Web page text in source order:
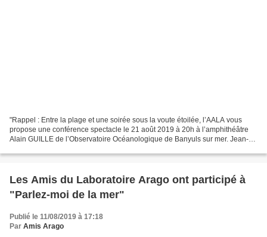
"Rappel : Entre la plage et une soirée sous la voute étoilée, l’AALA vous
propose une conférence spectacle le 21 août 2019 à 20h à l’amphithéâtre
Alain GUILLE de l’Observatoire Océanologique de Banyuls sur mer. Jean-
Les Amis du Laboratoire Arago ont participé à
"Parlez-moi de la mer"
Publié le 11/08/2019 à 17:18
Par Amis Arago